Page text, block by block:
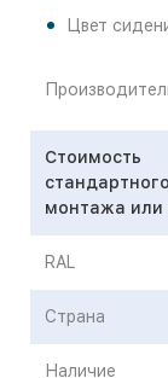
Цвет
Стоимость
стандартного
монтажа или
RAL
Страна
Наличие